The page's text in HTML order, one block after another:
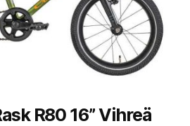
R80 16” Vihreä